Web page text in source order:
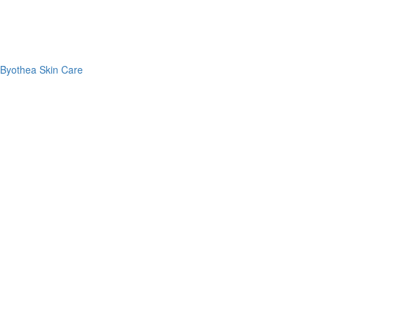
Byothea Skin Care